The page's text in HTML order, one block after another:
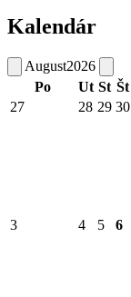
Kalendár
August2026
Po
Ut St Št
27
28 29 30
3 4 5 6